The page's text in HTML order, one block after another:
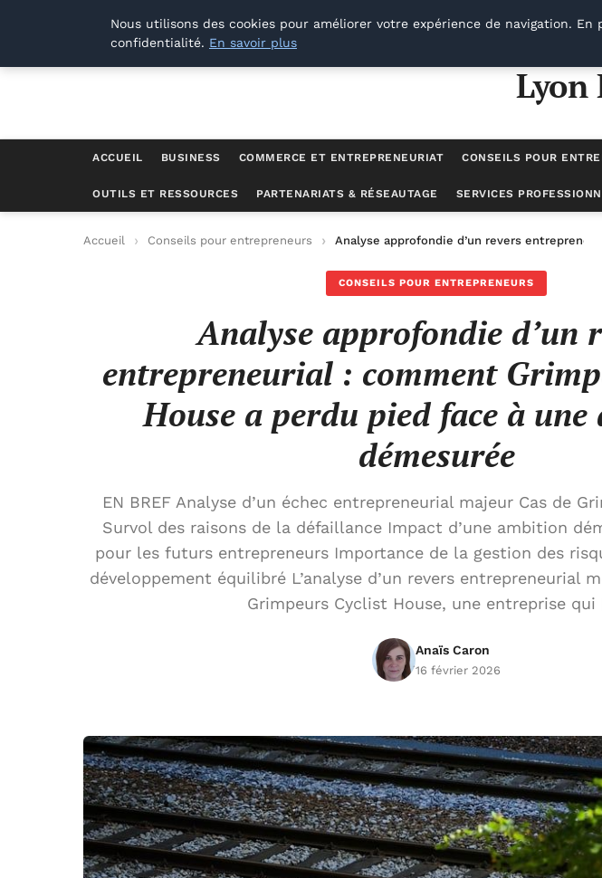
Lyon Photos
Lyon
ACCUEIL BUSINESS COMMERCE ET ENTREPRENEURIAT CONSEILS POUR
OUTILS ET RESSOURCES PARTENARIATS & RÉSEAUTAGE SERVICES
Accueil Conseils pour entrepreneurs Analyse approfondie d’un revers
CONSEILS POUR ENTREPRENEURS
Analyse approfondie d’un
entrepreneurial : comment
House a perdu pied face à
démesurée
EN BREF Analyse d’un échec entrepreneurial majeur Cas de
Survol des raisons de la défaillance Impact d’une ambition
pour les futurs entrepreneurs Importance de la gestion des
développement équilibré L’analyse d’un revers entrepreneurial
Grimpeurs Cyclist House, une entreprise
Anaïs Caron
16 février 2026
Nous utilisons des cookies pour améliorer votre expérience de navigation.
confidentialité. En savoir plus